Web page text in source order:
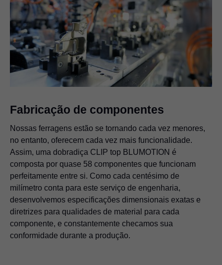
Fabricação de componentes
Nossas ferragens estão se tornando cada vez menores,
no entanto, oferecem cada vez mais funcionalidade.
Assim, uma dobradiça CLIP top BLUMOTION é
composta por quase 58 componentes que funcionam
perfeitamente entre si. Como cada centésimo de
milímetro conta para este serviço de engenharia,
desenvolvemos especificações dimensionais exatas e
diretrizes para qualidades de material para cada
componente, e constantemente checamos sua
conformidade durante a produção.